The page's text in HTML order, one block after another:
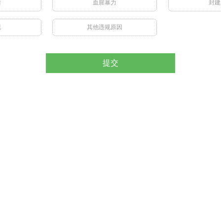
血腥暴力 封
其他违规原因
提交